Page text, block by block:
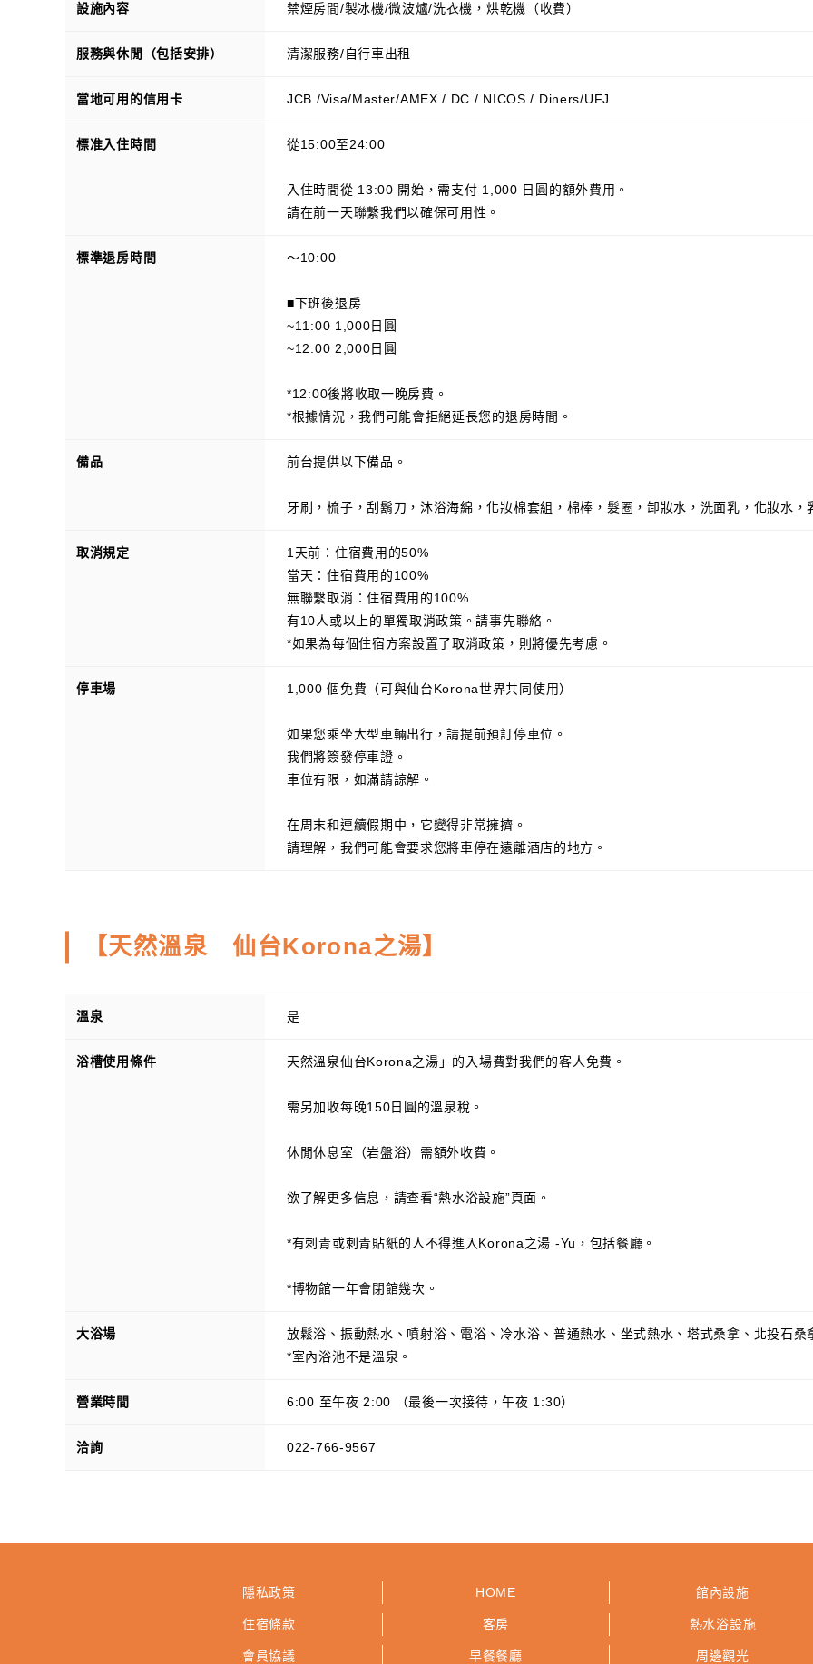
設施內容 禁煙房間/製冰機/微波爐/洗衣機，烘乾機（收費）
服務與休閒（包括安排） 清潔服務/自行車出租
當地可用的信用卡 JCB /Visa/Master/AMEX / DC / NICOS / Diners/UFJ
標准入住時間 從15:00至24:00
入住時間從 13:00 開始，需支付 1,000 日圓的額外費用。
請在前一天聯繫我們以確保可用性。
標準退房時間 ～10:00
■下班後退房
~11:00 1,000日圓
~12:00 2,000日圓
*12:00後將收取一晚房費。
*根據情況，我們可能會拒絕延長您的退房時間。
備品 前台提供以下備品。
牙刷，梳子，刮鬍刀，沐浴海綿，化妝棉套組，棉棒，髮圈，卸妝水，洗面乳，化妝水，
取消規定
1天前：住宿費用的50%
當天：住宿費用的100%
無聯繫取消：住宿費用的100%
有10人或以上的單獨取消政策。請事先聯絡。
*如果為每個住宿方案設置了取消政策，則將優先考慮。
停車場 1,000 個免費（可與仙台Korona世界共同使用）
如果您乘坐大型車輛出行，請提前預訂停車位。
我們將簽發停車證。
車位有限，如滿請諒解。
在周末和連續假期中，它變得非常擁擠。
請理解，我們可能會要求您將車停在遠離酒店的地方。
【天然溫泉 仙台Korona之湯】
溫泉 是
浴槽使用條件 天然溫泉仙台Korona之湯」的入場費對我們的客人免費。
需另加收每晚150日圓的溫泉稅。
休閒休息室（岩盤浴）需額外收費。
欲了解更多信息，請查看“熱水浴設施”頁面。
*有刺青或刺青貼紙的人不得進入Korona之湯 -Yu，包括餐廳。
*博物館一年會閉館幾次。
大浴場
放鬆浴、振動熱水、噴射浴、電浴、冷水浴、普通熱水、坐式熱水、塔式桑拿、北投石桑
*室內浴池不是溫泉。
營業時間 6:00 至午夜 2:00 （最後一次接待，午夜 1:30）
洽詢 022-766-9567
隱私政策
住宿條款
會員協議
HOME
客房
早餐餐廳
館內設施
熱水浴設施
周邊觀光